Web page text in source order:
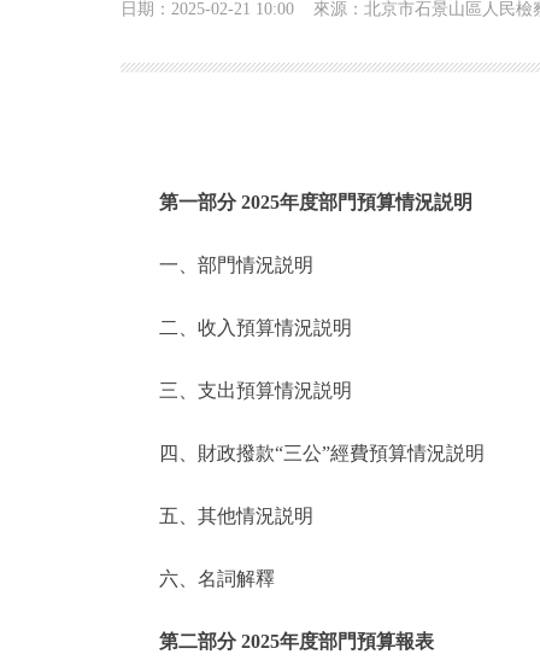
便民服務
仲介服務
政民互動
日期：2025-02-21 10:00 來源：北京市石景山區人民檢
第一部分 2025年度部門預算情況説明
一、部門情況説明
二、收入預算情況説明
三、支出預算情況説明
四、財政撥款“三公”經費預算情況説明
五、其他情況説明
六、名詞解釋
第二部分 2025年度部門預算報表